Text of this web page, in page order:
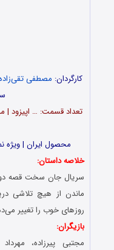
کارگردان: مصطفی
محصول ایران | ویژه
خلاصه داستان:
سریال جان سخت قصه
ماندن از هیچ تلاشی
روزهای خوب را تغییر
بازیگران:
مجتبی‌ پیرزاده،